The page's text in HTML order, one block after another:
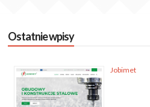
Ostatnie wpisy
Jobimet